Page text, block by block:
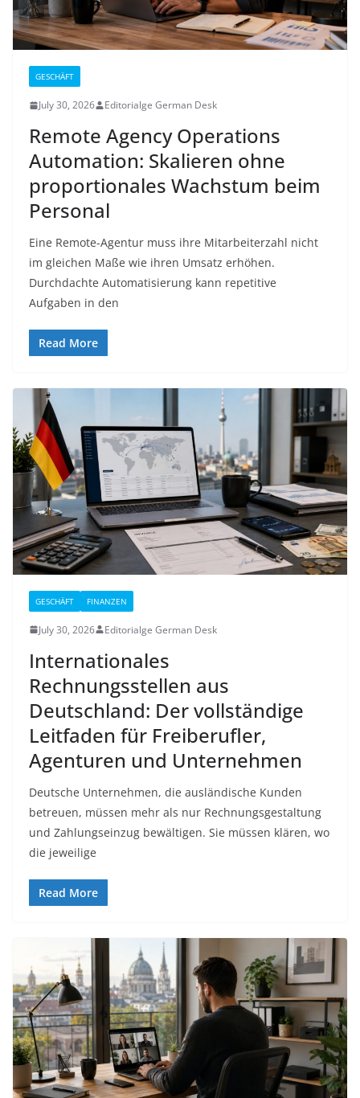
GESCHÄFT
July 30, 2026 Editorialge German Desk
Remote Agency Operations
Automation: Skalieren ohne
proportionales Wachstum beim
Personal
Eine Remote-Agentur muss ihre Mitarbeiterzahl nicht
im gleichen Maße wie ihren Umsatz erhöhen.
Durchdachte Automatisierung kann repetitive
Aufgaben in den
Read More
GESCHÄFT FINANZEN
July 30, 2026 Editorialge German Desk
Internationales
Rechnungsstellen aus
Deutschland: Der vollständige
Leitfaden für Freiberufler,
Agenturen und Unternehmen
Deutsche Unternehmen, die ausländische Kunden
betreuen, müssen mehr als nur Rechnungsgestaltung
und Zahlungseinzug bewältigen. Sie müssen klären, wo
die jeweilige
Read More